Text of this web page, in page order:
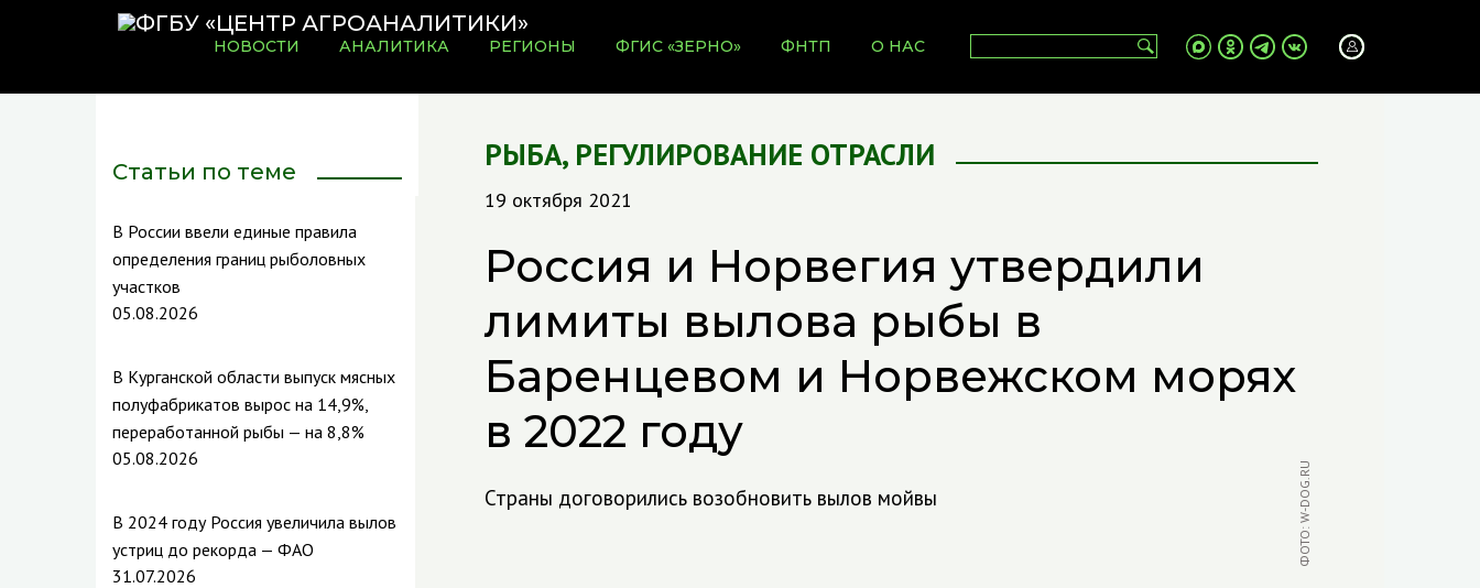
НОВОСТИ АНАЛИТИКА РЕГИОНЫ ФГИС «ЗЕРНО» ФНТП О НАС
Статьи по теме
В России ввели единые правила
определения границ рыболовных
участков
05.08.2026
В Курганской области выпуск мясных
полуфабрикатов вырос на 14,9%,
переработанной рыбы — на 8,8%
05.08.2026
В 2024 году Россия увеличила вылов
устриц до рекорда — ФАО
31.07.2026
РЫБА, РЕГУЛИРОВАНИЕ ОТРАСЛИ
19 октября 2021
Россия и Норвегия утвердили
лимиты вылова рыбы в
Баренцевом и Норвежском морях
в 2022 году
Страны договорились возобновить вылов мойвы ФОТО: W-DOG.RU